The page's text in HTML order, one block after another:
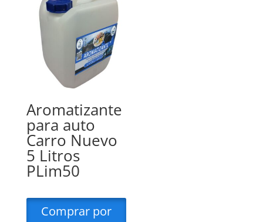
Aromatizante
para auto
Carro Nuevo
5 Litros
PLim50
Comprar por